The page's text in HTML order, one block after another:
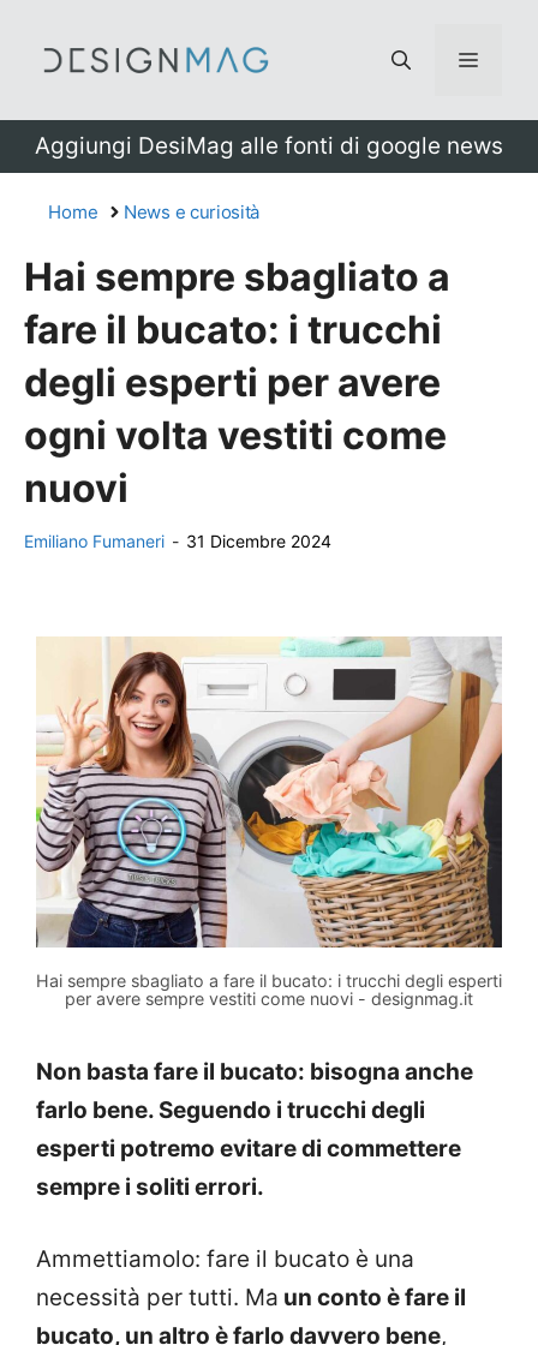
Menu
Aggiungi DesiMag alle fonti di google news
Home News e curiosità
Hai sempre sbagliato a
fare il bucato: i trucchi
degli esperti per avere
ogni volta vestiti come
nuovi
Emiliano Fumaneri - 31 Dicembre 2024
Hai sempre sbagliato a fare il bucato: i trucchi degli esperti
per avere sempre vestiti come nuovi - designmag.it
Non basta fare il bucato: bisogna anche
farlo bene. Seguendo i trucchi degli
esperti potremo evitare di commettere
sempre i soliti errori.
Ammettiamolo: fare il bucato è una
necessità per tutti. Ma un conto è fare il
bucato, un altro è farlo davvero bene,